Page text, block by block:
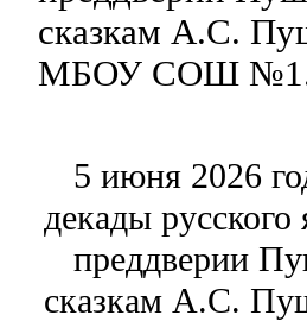
сказкам А.С.
МБОУ СОШ
5 июня 2026
декады русского
преддверии
сказкам А.С.